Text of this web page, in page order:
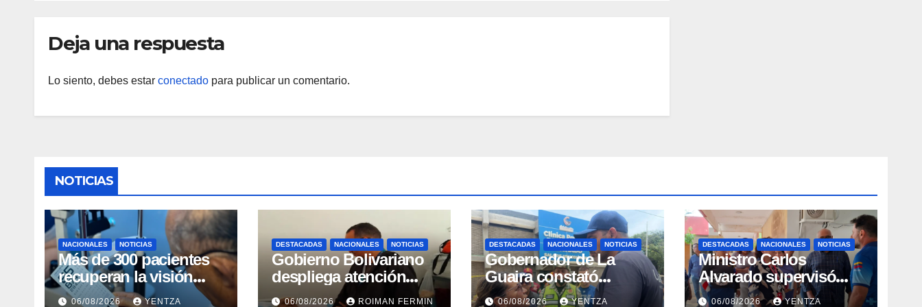
Deja una respuesta
Lo siento, debes estar conectado para publicar un comentario.
NOTICIAS
NACIONALES NOTICIAS
Más de 300 pacientes
recuperan la visión
con cirugías gratuitas
06/08/2026 YENTZA
DESTACADAS NACIONALES NOTICIAS
Gobierno Bolivariano
despliega atención
integral para personas
06/08/2026 ROIMAN FERMIN
DESTACADAS NACIONALES NOTICIAS
Gobernador de La
Guaira constató
avances en la
06/08/2026 YENTZA
DESTACADAS NACIONALES NOTICIAS
Ministro Carlos
Alvarado supervisó
espacios del Hospital
06/08/2026 YENTZA